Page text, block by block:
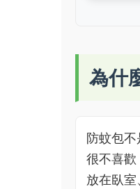
為什
防蚊包
很不喜
放在臥室